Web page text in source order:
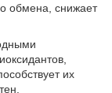
обмена, снижает
их